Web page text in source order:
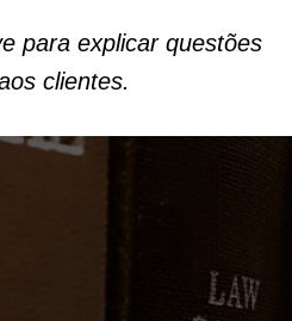
para explicar questões
clientes.